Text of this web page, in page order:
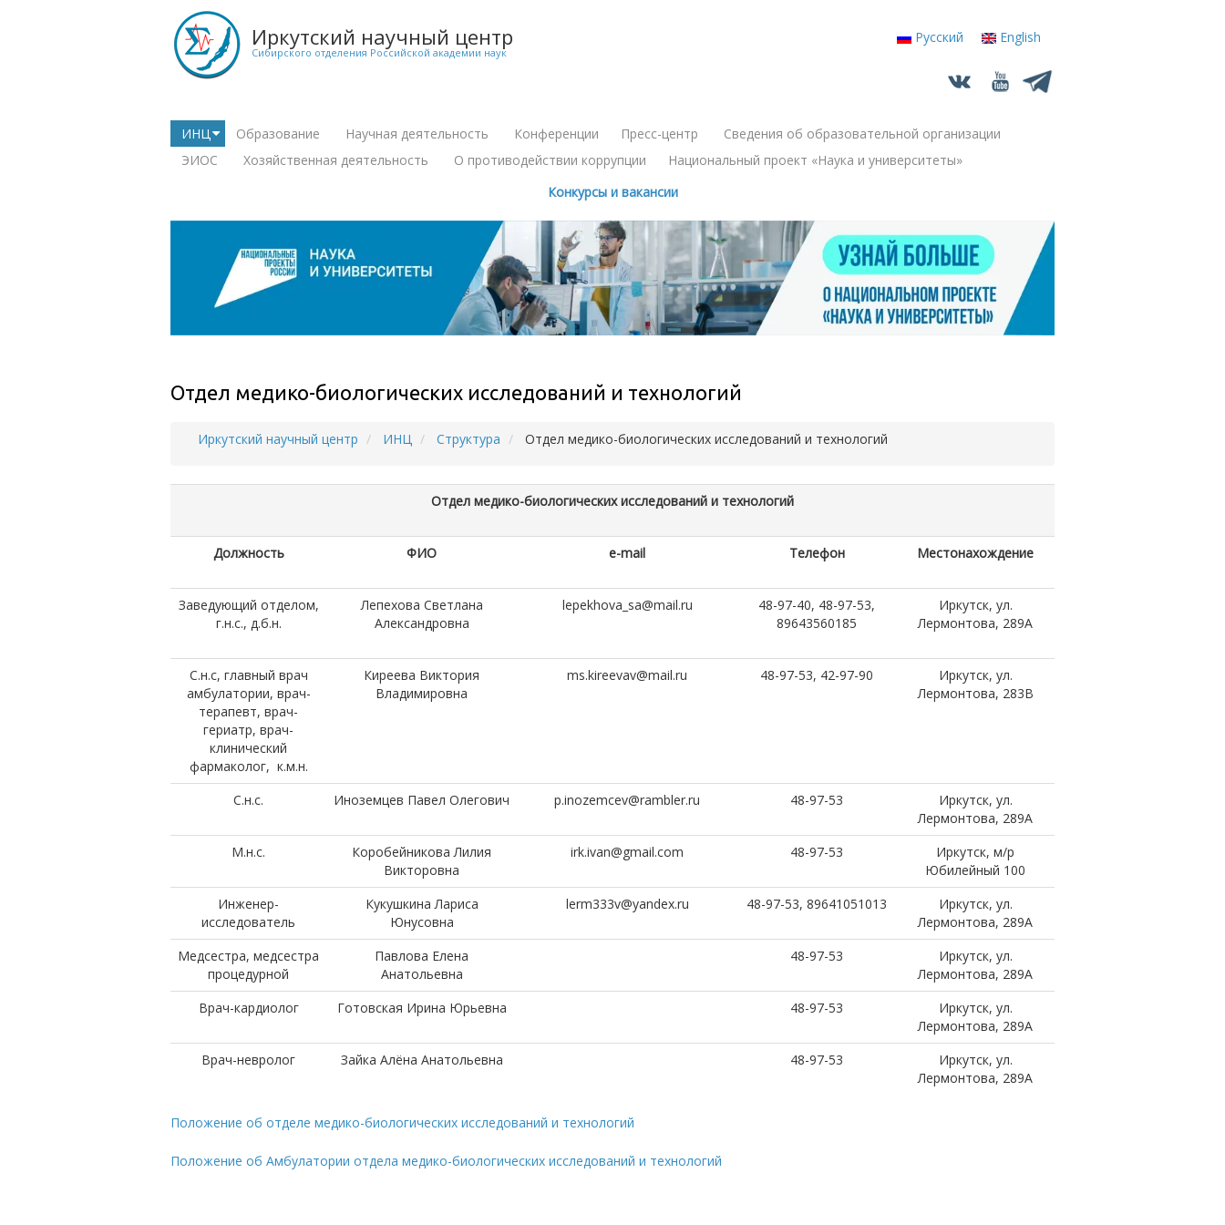
Иркутский научный центр
Сибирского отделения Российской академии наук
Русский English
Main
navigation
+
ИНЦ Образование Научная деятельность Конференции Пресс-центр Сведения об образовательной организации
ЭИОС Хозяйственная деятельность О противодействии коррупции
Национальный проект «Наука и университеты»
Конкурсы и вакансии
Отдел медико-биологических исследований и технологий
Иркутский научный центр ИНЦ Структура Отдел медико-биологических исследований и технологий
Отдел медико-биологических исследований и технологий
Должность ФИО e-mail Телефон Местонахождение
Заведующий отделом,
г.н.с., д.б.н.
Лепехова Светлана
Александровна
lepekhova_sa@mail.ru
48-97-40, 48-97-53,
89643560185
Иркутск, ул.
Лермонтова, 289A
С.н.с, главный врач
амбулатории, врач-
терапевт, врач-
гериатр, врач-
клинический
фармаколог, к.м.н.
Киреева Виктория
Владимировна
ms.kireevav@mail.ru 48-97-53, 42-97-90
Иркутск, ул.
Лермонтова, 283В
С.н.с. Иноземцев Павел Олегович p.inozemcev@rambler.ru 48-97-53
Иркутск, ул.
Лермонтова, 289A
М.н.с.
Коробейникова Лилия
Викторовна
irk.ivan@gmail.com 48-97-53
Иркутск, м/р
Юбилейный 100
Инженер-
исследователь
Кукушкина Лариса
Юнусовна
lerm333v@yandex.ru 48-97-53, 89641051013
Иркутск, ул.
Лермонтова, 289A
Медсестра, медсестра
процедурной
Павлова Елена
Анатольевна
48-97-53
Иркутск, ул.
Лермонтова, 289A
Врач-кардиолог
Готовская Ирина Юрьевна 48-97-53
Иркутск, ул.
Лермонтова, 289A
Врач-невролог
Зайка Алёна Анатольевна 48-97-53
Иркутск, ул.
Лермонтова, 289A
Положение об отделе медико-биологических исследований и технологий
Положение об Амбулатории отдела медико-биологических исследований и технологий